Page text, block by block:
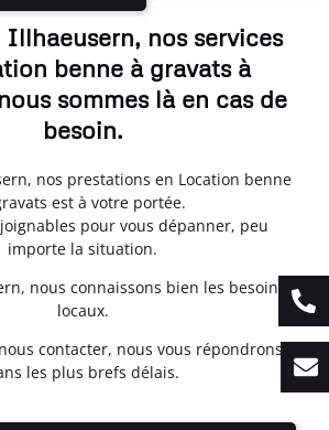
nos services
benne à gravats à
sommes là en cas de
besoin.
nos prestations en Location benne
est à votre portée.
pour vous dépanner, peu
importe la situation.
nous connaissons bien les besoins
locaux.
contacter, nous vous répondrons
les plus brefs délais.